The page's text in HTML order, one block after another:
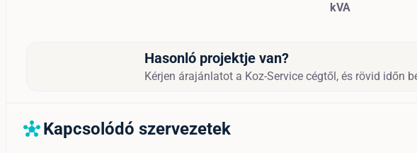
kVA
Hasonló projektje van?
Kérjen árajánlatot a Koz-Service cégtől, és rövid időn
hub Kapcsolódó szervezetek